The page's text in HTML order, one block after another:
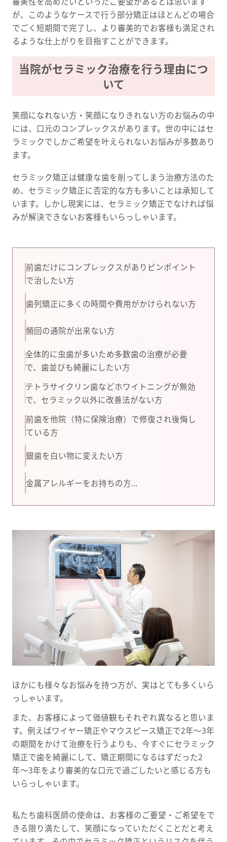
が、このようなケースで行う部分矯正はほとんどの場合
でごく短期間で完了し、より審美的でお客様も満足され
るような仕上がりを目指すことができます。
当院がセラミック治療を行う理由につ
いて
笑顔になれない方・笑顔になりきれない方のお悩みの中
には、口元のコンプレックスがあります。世の中にはセ
ラミックでしかご希望を叶えられないお悩みが多数あり
ます。
セラミック矯正は健康な歯を削ってしまう治療方法のた
め、セラミック矯正に否定的な方も多いことは承知して
います。しかし現実には、セラミック矯正でなければ悩
みが解決できないお客様もいらっしゃいます。
前歯だけにコンプレックスがありピンポイント
で治したい方
歯列矯正に多くの時間や費用がかけられない方
頻回の通院が出来ない方
全体的に虫歯が多いため多数歯の治療が必要
で、歯並びも綺麗にしたい方
テトラサイクリン歯などホワイトニングが無効
で、セラミック以外に改善法がない方
前歯を他院（特に保険治療）で修復され後悔し
ている方
銀歯を白い物に変えたい方
金属アレルギーをお持ちの方...
ほかにも様々なお悩みを持つ方が、実はとても多くいら
っしゃいます。
また、お客様によって価値観もそれぞれ異なると思いま
す。例えばワイヤー矯正やマウスピース矯正で2年〜3年
の期間をかけて治療を行うよりも、今すぐにセラミック
矯正で歯を綺麗にして、矯正期間になるはずだった2
年〜3年をより審美的な口元で過ごしたいと感じる方も
いらっしゃいます。
私たち歯科医師の使命は、お客様のご要望・ご希望をで
きる限り満たして、笑顔になっていただくことだと考え